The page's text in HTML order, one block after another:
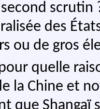
des
ou de gros
quelle
la Chine et
que Shangaï